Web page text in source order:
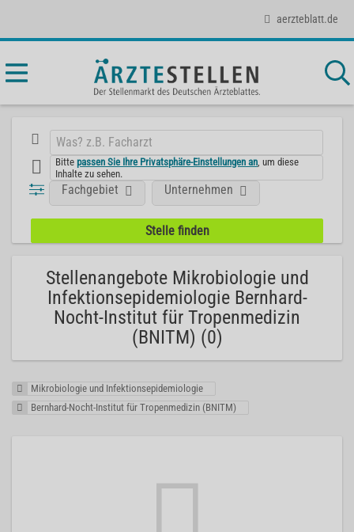
aerzteblatt.de
Bittepassen Sie Ihre Privatsphäre-Einstellungen an , um diese
Inhalte zu sehen.
Fachgebiet Unternehmen
Stellenangebote Mikrobiologie und
Infektionsepidemiologie Bernhard-
Nocht-Institut für Tropenmedizin
(BNITM) (0)
Mikrobiologie und Infektionsepidemiologie
Bernhard-Nocht-Institut für Tropenmedizin (BNITM)